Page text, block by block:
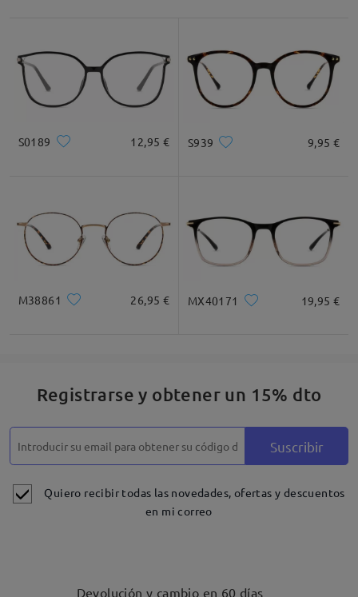
Detalles
S0189 12,95 € S939 9,95 €
M38861 26,95 € MX40171 19,95 €
Registrarse y obtener un 15% dto
Suscribir
Quiero recibir todas las novedades, ofertas y descuentos
en mi correo
Devolución y cambio en 60 días